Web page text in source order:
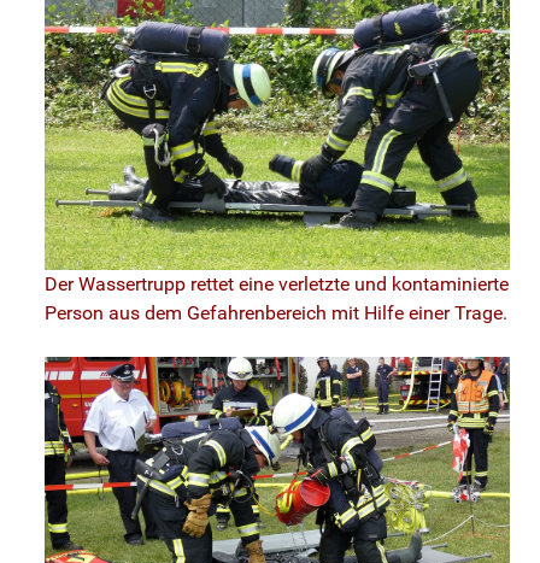
Der Wassertrupp rettet eine verletzte und kontaminierte
Person aus dem Gefahrenbereich mit Hilfe einer Trage.